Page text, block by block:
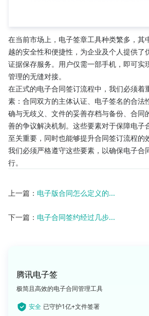
在当前市场上，电子签章工具种类繁多，其
越的安全性和便捷性，为企业及个人提供了
证据保存服务。用户仅需一部手机，即可实
管理的无缝对接。
在正式的电子合同签订流程中，我们必须着
素：合同双方的主体认证、电子签名的合法
确与无歧义、文件的妥善存档与备份、合同
善的争议解决机制。这些要素对于保障电子
至关重要，同时也能够提升合同签订流程的
我们必须严格遵守这些要素，以确保电子合
行。
上一篇： 电子版合同怎么定义的...
下一篇： 电子合同签约经过几步...
腾讯电子签
极简且高效的电子合同管理工具
安全 已守护1亿+文件签署